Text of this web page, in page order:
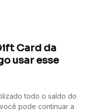
Card da
usar esse
todo o saldo do
pode continuar a